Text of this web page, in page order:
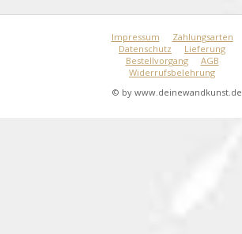
Impressum
Zahlungsarten
Datenschutz
Lieferung
Bestellvorgang
AGB
Widerrufsbelehrung
© by www.deinewandkunst.de